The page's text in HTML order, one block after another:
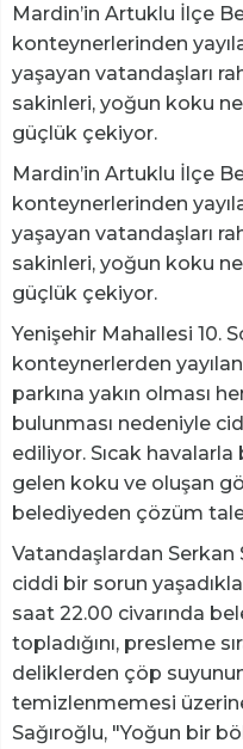
Mardin’in Artuklu İlçe
konteynerlerinden
yaşayan vatandaşları
sakinleri, yoğun koku
güçlük çekiyor.
Mardin’in Artuklu İlçe
konteynerlerinden
yaşayan vatandaşları
sakinleri, yoğun koku
güçlük çekiyor.
Yenişehir Mahallesi 10.
konteynerlerden
parkına yakın olması
bulunması nedeniyle
ediliyor. Sıcak
gelen koku ve oluşan
belediyeden çözüm
Vatandaşlardan Serkan
ciddi bir sorun
saat 22.00 civarında
topladığını, presleme
deliklerden çöp
temizlenmemesi
Sağıroğlu, "Yoğun bir